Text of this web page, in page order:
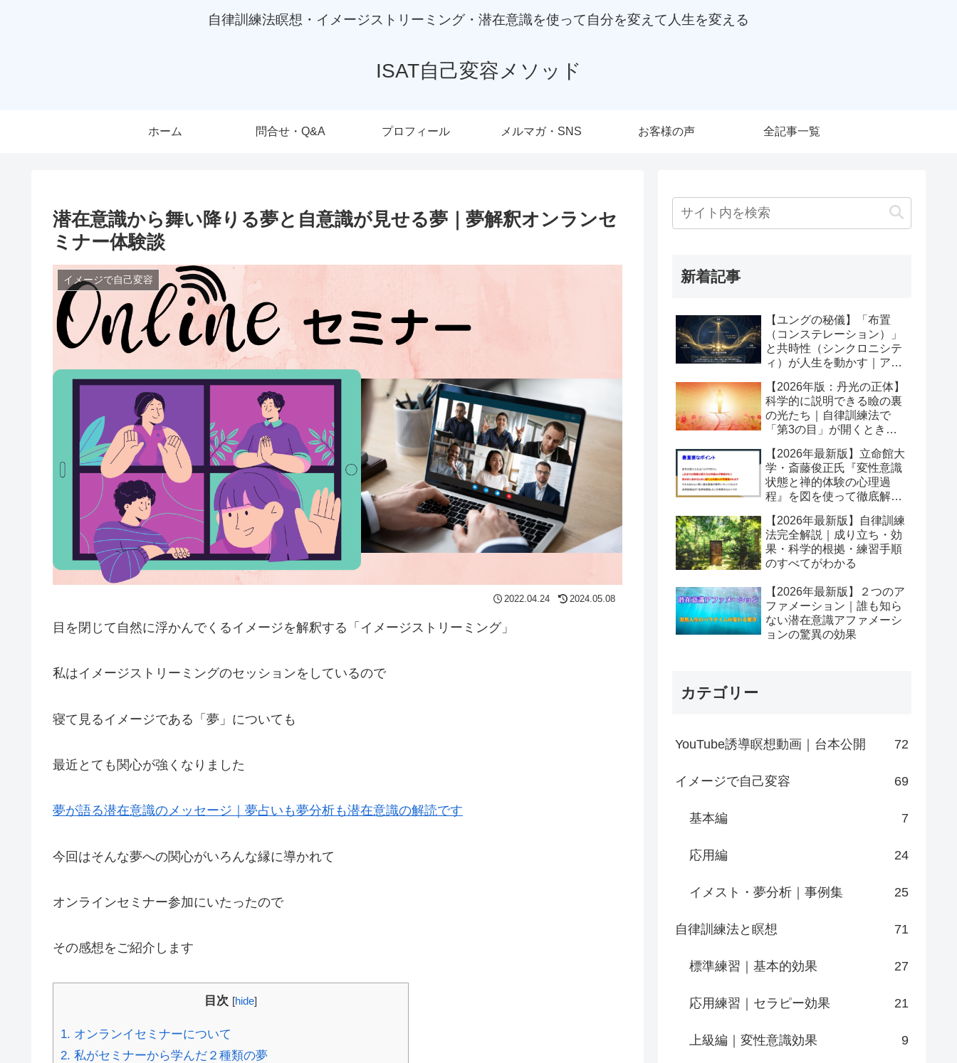
自律訓練法瞑想・イメージストリーミング・潜在意識を使って自分を変えて人生を変える
ISAT自己変容メソッド
ホーム 問合せ・Q&A プロフィール メルマガ・SNS お客様の声 全記事一覧
潜在意識から舞い降りる夢と自意識が見せる夢｜夢解釈オンランセ
ミナー体験談
イメージで自己変容
2022.04.24 2024.05.08
目を閉じて自然に浮かんでくるイメージを解釈する「イメージストリーミング」
私はイメージストリーミングのセッションをしているので
寝て見るイメージである「夢」についても
最近とても関心が強くなりました
夢が語る潜在意識のメッセージ｜夢占いも夢分析も潜在意識の解読です
今回はそんな夢への関心がいろんな縁に導かれて
オンラインセミナー参加にいたったので
その感想をご紹介します
目次 [hide]
1. オンランイセミナーについて
2. 私がセミナーから学んだ２種類の夢
新着記事
【ユングの秘儀】「布置
（コンステレーション）」
と共時性（シンクロニシテ
ィ）が人生を動かす｜アク
舞台
【2026年版：丹光の正体】
科学的に説明できる瞼の裏
の光たち｜自律訓練法で
「第3の目」が開くとき潜
【2026年最新版】立命館大
学・斎藤俊正氏『変性意識
状態と禅的体験の心理過
程』を図を使って徹底解説
変容を起こすのか？
【2026年最新版】自律訓練
法完全解説｜成り立ち・効
果・科学的根拠・練習手順
のすべてがわかる
【2026年最新版】２つのア
ファメーション｜誰も知ら
ない潜在意識アファメーシ
ョンの驚異の効果
カテゴリー
YouTube誘導瞑想動画｜台本公開 72
イメージで自己変容 69
基本編 7
応用編 24
イメスト・夢分析｜事例集 25
自律訓練法と瞑想 71
標準練習｜基本的効果 27
応用練習｜セラピー効果 21
上級編｜変性意識効果 9